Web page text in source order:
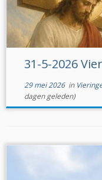
31-5-2026
29 mei 2026in
dagen geleden)